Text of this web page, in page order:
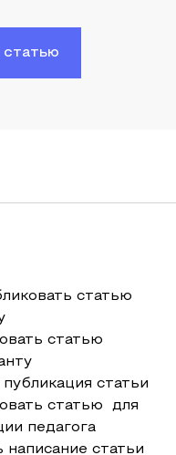
статью
статью
статью
статьи
статью для
педагога
написание статьи